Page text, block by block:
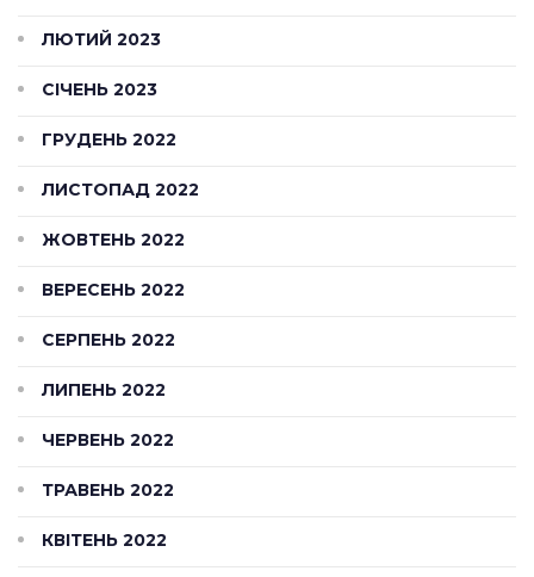
ЛЮТИЙ 2023
СІЧЕНЬ 2023
ГРУДЕНЬ 2022
ЛИСТОПАД 2022
ЖОВТЕНЬ 2022
ВЕРЕСЕНЬ 2022
СЕРПЕНЬ 2022
ЛИПЕНЬ 2022
ЧЕРВЕНЬ 2022
ТРАВЕНЬ 2022
КВІТЕНЬ 2022